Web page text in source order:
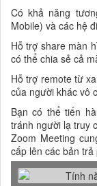
Có khả năng
Mobile) và các hệ
Hỗ trợ share màn
có thể chia sẻ cả
Hỗ trợ remote từ
của người khác vô
Bạn có thể tiến
tránh người lạ truy
Zoom Meeting
cấp lên các bản